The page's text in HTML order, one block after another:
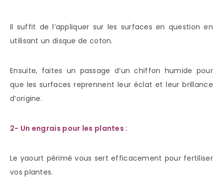
Il suffit de l’appliquer sur les surfaces en question en
utilisant un disque de coton.
Ensuite, faites un passage d’un chiffon humide pour
que les surfaces reprennent leur éclat et leur brillance
d’origine.
2- Un engrais pour les plantes :
Le yaourt périmé vous sert efficacement pour fertiliser
vos plantes.